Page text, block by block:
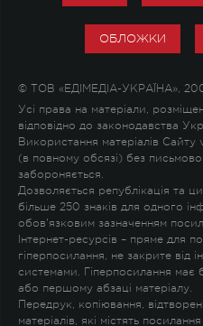
ОБЛОЖКИ
© ТОВ «ЕДІМЕДІА-УКРАЇНА»,
Усі права на матеріали,
відповідно до законодавства
Використання матеріалів Сайту
(в повному обсязі) без
забороняється.
Дозволяється републікація та
більше 250 знаків для одного
обов'язковим зазначенням
Інтернет-ресурсів – пряме для
гіперпосилання, не закрите від
системами. Гіперпосилання має
або першому абзаці матеріалу.
Передрук, копіювання,
матеріалів, які містять